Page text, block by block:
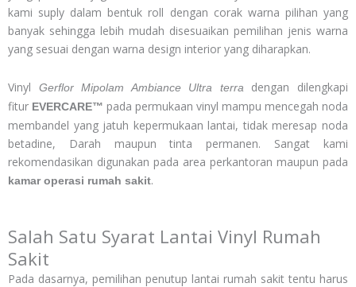
kami suply dalam bentuk roll dengan corak warna pilihan yang
banyak sehingga lebih mudah disesuaikan pemilihan jenis warna
yang sesuai dengan warna design interior yang diharapkan.
Vinyl Gerflor Mipolam Ambiance Ultra terra
dengan dilengkapi
fitur EVERCARE™ pada permukaan vinyl mampu mencegah noda
membandel yang jatuh kepermukaan lantai, tidak meresap noda
betadine, Darah maupun tinta permanen. Sangat kami
rekomendasikan digunakan pada area perkantoran maupun pada
kamar operasi rumah sakit.
Salah Satu Syarat Lantai Vinyl Rumah
Sakit
Pada dasarnya, pemilihan penutup lantai rumah sakit tentu harus